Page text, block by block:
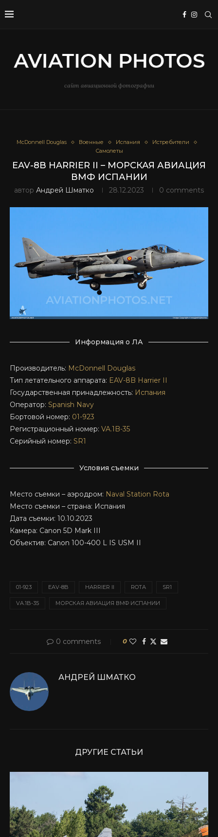
сайт авиационной фотографии
McDonnell Douglas Военные Испания
Истребители
Самолеты
EAV-8B HARRIER II – МОРСКАЯ АВИАЦИЯ
ВМФ ИСПАНИИ
автор Андрей Шматко 28.12.2023 0 comments
Информация о ЛА
Производитель: McDonnell Douglas
Тип летательного аппарата: EAV-8B Harrier II
Государственная принадлежность: Испания
Оператор: Spanish Navy
Бортовой номер: 01-923
Регистрационный номер: VA.1B-35
Серийный номер: SR1
Условия съемки
Место съемки – аэродром: Naval Station Rota
Место съемки – страна: Испания
Дата съемки: 10.10.2023
Камера: Canon 5D Mark III
Объектив: Canon 100-400 L IS USM II
01-923 EAV-8B HARRIER II ROTA SR1
VA.1B-35 МОРСКАЯ АВИАЦИЯ ВМФ ИСПАНИИ
0 comments 0
АНДРЕЙ ШМАТКО
ДРУГИЕ СТАТЬИ